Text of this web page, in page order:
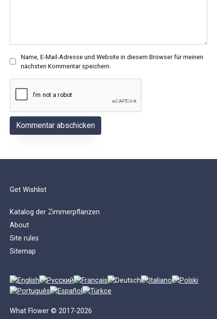
Name, E-Mail-Adresse und Website in diesem Browser für meinen
nächsten Kommentar speichern.
Get Wishlist
Katalog der Zimmerpflanzen
About
Site rules
Sitemap
What Flower © 2017-2026